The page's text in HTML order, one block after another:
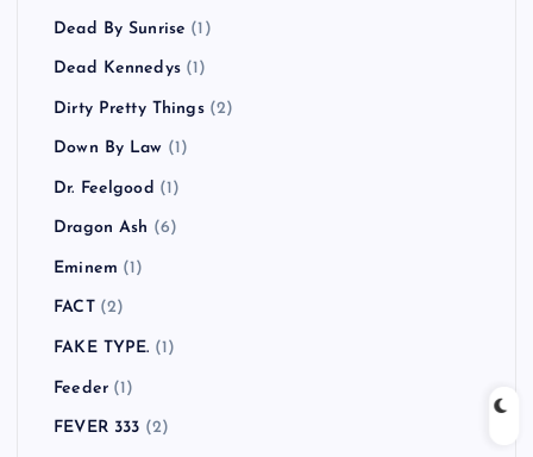
Dead By Sunrise (1)
Dead Kennedys(1)
Dirty Pretty Things(2)
Down By Law (1)
Dr. Feelgood (1)
Dragon Ash (6)
Eminem (1)
FACT(2)
FAKE TYPE. (1)
Feeder(1)
FEVER 333 (2)